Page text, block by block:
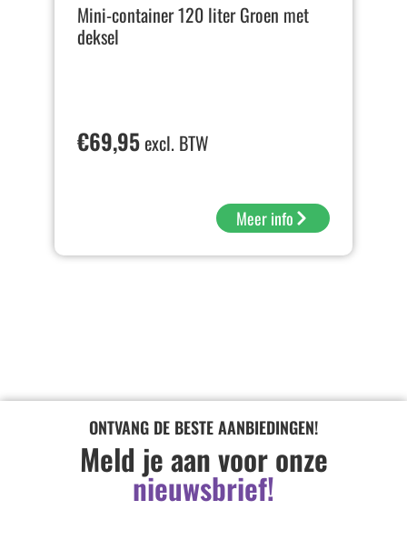
Mini-container 120 liter Groen met
deksel
€69,95excl. BTW
Meer info
ONTVANG DE BESTE AANBIEDINGEN!
Meld je aan voor onze
nieuwsbrief!